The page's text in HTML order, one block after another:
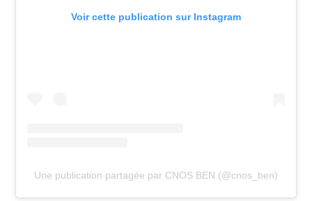
Voir cette publication sur Instagram
Une publication partagée par CNOS BEN (@cnos_ben)